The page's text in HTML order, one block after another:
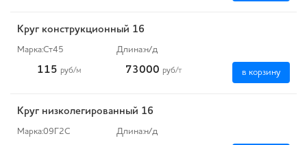
Круг конструкционный 16
Марка:Ст45 Длина:н/д
115 руб/м 73000 руб/т в корзину
Круг низколегированный 16
Марка:09Г2С Длина:н/д